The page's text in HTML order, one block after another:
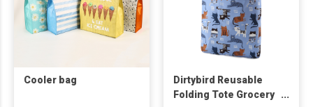
Cooler bag
Dirtybird Reusable
Folding Tote Grocery